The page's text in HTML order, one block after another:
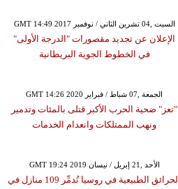
GMT 14:49 2017 السبت ,04 تشرين الثاني / نوفمبر
الإعلان عن تجديد مقصورات "الدرجة الأولى"
في الخطوط الجوية البريطانية
GMT 14:26 2020 الجمعة ,07 شباط / فبراير
"تعز" ضحية الحرب الأكبر قتلى بالمئات وتدمير
ونهب الممتلكات وانعدام الخدمات
GMT 19:24 2019 الأحد ,21 إبريل / نيسان
الحرائق الطبيعية في روسيا تُدمِّر 109 منازل في